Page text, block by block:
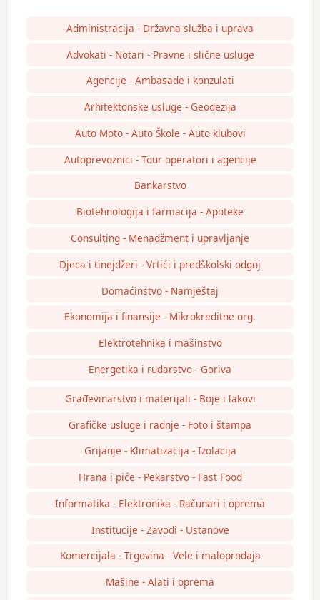
Administracija - Državna služba i uprava
Advokati - Notari - Pravne i slične usluge
Agencije - Ambasade i konzulati
Arhitektonske usluge - Geodezija
Auto Moto - Auto Škole - Auto klubovi
Autoprevoznici - Tour operatori i agencije
Bankarstvo
Biotehnologija i farmacija - Apoteke
Consulting - Menadžment i upravljanje
Djeca i tinejdžeri - Vrtići i predškolski odgoj
Domaćinstvo - Namještaj
Ekonomija i finansije - Mikrokreditne org.
Elektrotehnika i mašinstvo
Energetika i rudarstvo - Goriva
Građevinarstvo i materijali - Boje i lakovi
Grafičke usluge i radnje - Foto i štampa
Grijanje - Klimatizacija - Izolacija
Hrana i piće - Pekarstvo - Fast Food
Informatika - Elektronika - Računari i oprema
Institucije - Zavodi - Ustanove
Komercijala - Trgovina - Vele i maloprodaja
Mašine - Alati i oprema